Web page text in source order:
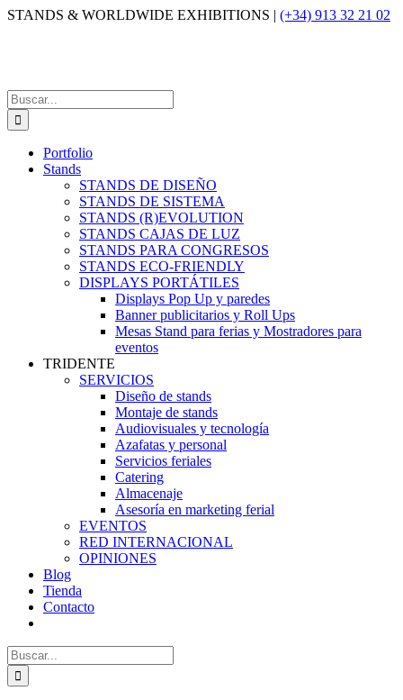
Saltar
STANDS & WORLDWIDE EXHIBITIONS | (+34) 913 32 21 02
Buscar:
Portfolio
Stands
STANDS DE DISEÑO
STANDS DE SISTEMA
STANDS (R)EVOLUTION
STANDS CAJAS DE LUZ
STANDS PARA CONGRESOS
STANDS ECO-FRIENDLY
DISPLAYS PORTÁTILES
Displays Pop Up y paredes
Banner publicitarios y Roll Ups
Mesas Stand para ferias y Mostradores para
eventos
TRIDENTE
SERVICIOS
Diseño de stands
Montaje de stands
Audiovisuales y tecnología
Azafatas y personal
Servicios feriales
Catering
Almacenaje
Asesoría en marketing ferial
EVENTOS
RED INTERNACIONAL
OPINIONES
Blog
Tienda
Contacto
Buscar: